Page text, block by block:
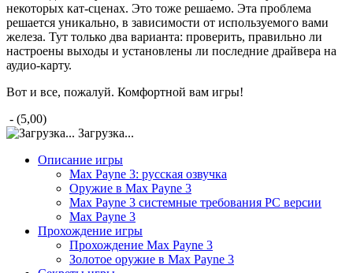
некоторых кат-сценах. Это тоже решаемо. Эта проблема
решается уникально, в зависимости от используемого вами
железа. Тут только два варианта: проверить, правильно ли
настроены выходы и установлены ли последние драйвера на
аудио-карту.
Вот и все, пожалуй. Комфортной вам игры!
- (5,00)
Загрузка...
Описание игры
Max Payne 3: русская озвучка
Оружие в Max Payne 3
Max Payne 3 системные требования PC версии
Max Payne 3
Прохождение игры
Прохождение Max Payne 3
Золотое оружие в Max Payne 3